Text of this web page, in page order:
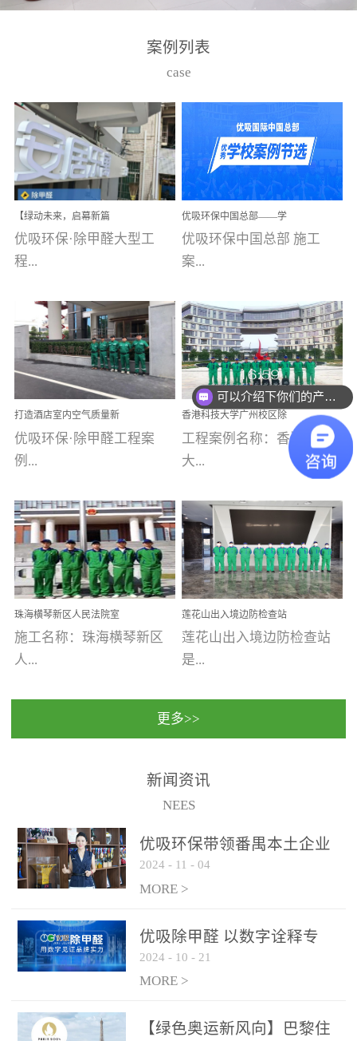
高技能的团队。汇聚了众
取得了多项产品技术专利
和多项国家版权局著作
权，获得高新技术企业称
号。生产优势自主生产自
给自足，优吸公司于2015
在广州番禺区成功建立产
品线生产基地，工厂拥有
自动化生产设备和成熟的
选择源头源材料、严控产
品质量，我们每一批的生
产产品都经过严格的质检
程序；生产车间为优吸总
部和全国分支机构生产光
触媒、净醛王、祛味剂等
优吸系列产品，保质保量
完成生产任务，确保全国
求。资质优势团队优势分
支优势优吸环保是一棵正
茁壮成长的树，只要我们
人人都爱护她、珍惜她、
她将越来越枝繁叶茂，终
将会成为一棵参天大树！
优吸环保截止2020年拥有
全国600家网点分支机构。
案例列表
case
【绿动未来，启幕新篇
章】优吸环保中标深圳安
居乐寓，超大型工装室内
空气治理项目顺利启航，
优吸环保·除甲醛大型工
程...
案例【深圳安居乐寓】室
内空气治理项目深圳安居
乐寓 深圳市安居乐寓
为深圳安居集团旗下城...
优吸环保中国总部——学
校施工案例(节选)
优吸环保中国总部 施工
案...
例(学校工装节选)广州南沙
小学(珠江湾校区)项目地
址：广州市南沙区海滨路
南沙珠江湾江门市蓬江区
禾...
打造酒店室内空气质量新
标杆——优吸环保·标杆之
作：东莞美豪雅致酒店室
内空气治理工程纪实
优吸环保·除甲醛工程案
例...
【东莞美豪雅致酒店】室
内空气治理项目东莞美豪
雅致酒店 东莞美豪雅
致酒店是为中高端人士...
香港科技大学广州校区除
甲醛项目圆满完成
工程案例名称：香港科技
大...
学广州校区室内空气治
理 工程案例地址：广
州南沙区·香港科技大学(广
州)校区 工程案...
珠海横琴新区人民法院室
内除甲醛空气治理项目
施工名称：珠海横琴新区
人...
民法院室内除甲醛空气治
保施工日期：2020年1月珠
莲花山出入境边防检查站
室内除甲醛空气治理项目
莲花山出入境边防检查站
是...
国家通过设在对外开放口
（及各出入境边防检查
更多>>
新闻资讯
NEES
优吸环保带领番禺本​土企业
勇敢破局向“新”
2024 - 11 - 04
MORE >
优吸除甲醛 以数字诠释专
业，尽显除醛品牌实力！
2024 - 10 - 21
MORE >
【绿色奥运新风向】巴黎住
可以介绍下你们的产品么